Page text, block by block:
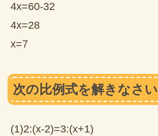
4x=60-32
4x=28
x=7
次の比例式を解きなさい
(1)2:(x-2)=3:(x+1)